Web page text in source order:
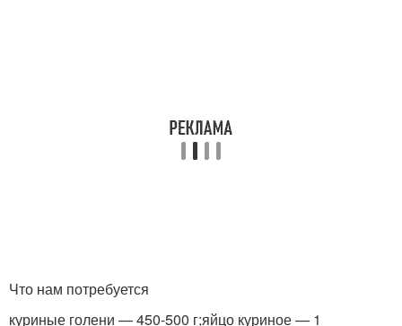
Что нам потребуется
куриные голени — 450-500 г;яйцо куриное — 1